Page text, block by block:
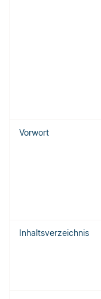
Vorwort
Inhaltsverzeichnis